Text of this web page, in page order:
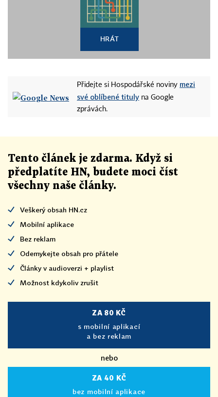
HRÁT
Přidejte si Hospodářské noviny mezi
své oblíbené tituly na Google
zprávách.
Tento článek je zdarma. Když si
předplatíte HN, budete moci číst
všechny naše články.
Veškerý obsah HN.cz
Mobilní aplikace
Bez reklam
Odemykejte obsah pro přátele
Články v audioverzi + playlist
Možnost kdykoliv zrušit
ZA 80 KČ
s mobilní aplikací
a bez reklam
nebo
ZA 40 KČ
bez mobilní aplikace